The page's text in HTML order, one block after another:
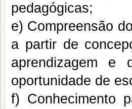
pedagógicas;
e) Compreensão
a partir de
aprendizagem e
oportunidade de
f) Conhecimento